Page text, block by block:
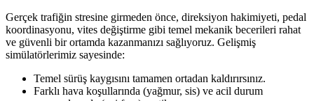
Gerçek trafiğin stresine girmeden önce, direksiyon hakimiyeti, pedal
koordinasyonu, vites değiştirme gibi temel mekanik becerileri rahat
ve güvenli bir ortamda kazanmanızı sağlıyoruz. Gelişmiş
simülatörlerimiz sayesinde:
Temel sürüş kaygısını tamamen ortadan kaldırırsınız.
Farklı hava koşullarında (yağmur, sis) ve acil durum